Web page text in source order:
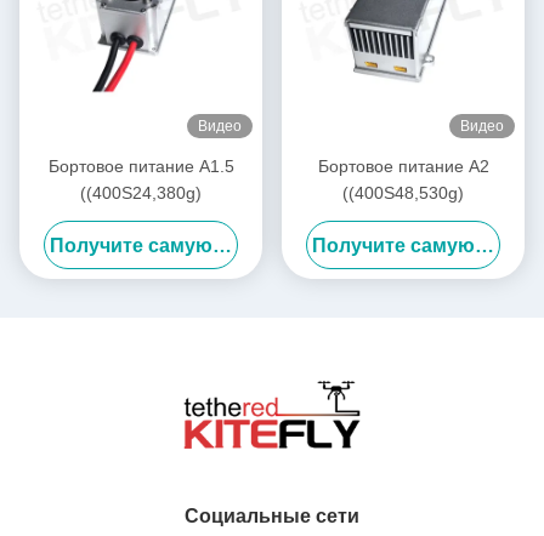
Видео
Бортовое питание A1.5
((400S24,380g)
Получите самую лучшую цену
Видео
Бортовое питание A2
((400S48,530g)
Получите самую лучшую цену
Социальные сети